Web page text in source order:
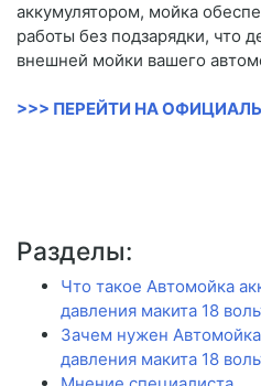
аккумулятором, мойка
работы без подзарядки, что
внешней мойки вашего
>>> ПЕРЕЙТИ НА
Разделы:
Что такое Автомойка
давления макита 18
Зачем нужен
давления макита 18